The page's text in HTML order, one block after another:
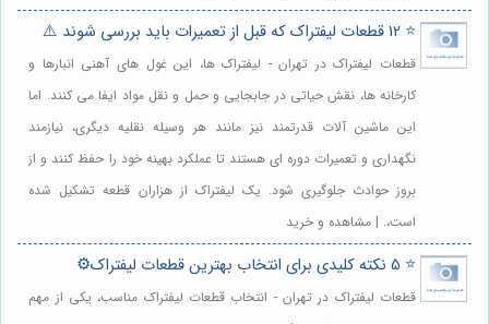
⭐️ 12 قطعات لیفتراک که قبل از تعمیرات باید بررسی شوند ⚠️
قطعات لیفتراک در تهران - لیفتراک ها، این غول های آهنی انبارها و
کارخانه ها، نقش حیاتی در جابجایی و حمل و نقل مواد ایفا می کنند. اما
این ماشین آلات قدرتمند نیز مانند هر وسیله نقلیه دیگری، نیازمند
نگهداری و تعمیرات دوره ای هستند تا عملکرد بهینه خود را حفظ کنند و از
بروز حوادث جلوگیری شود. یک لیفتراک از هزاران قطعه تشکیل شده
است،. | مشاهده و خرید
⭐️ 5 نکته کلیدی برای انتخاب بهترین قطعات لیفتراک⚙️
قطعات لیفتراک در تهران - انتخاب قطعات لیفتراک مناسب، یکی از مهم